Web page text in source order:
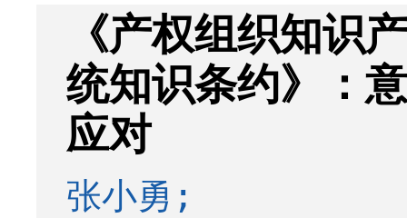
《产权组织知识
统知识条约》：
应对
张小勇;